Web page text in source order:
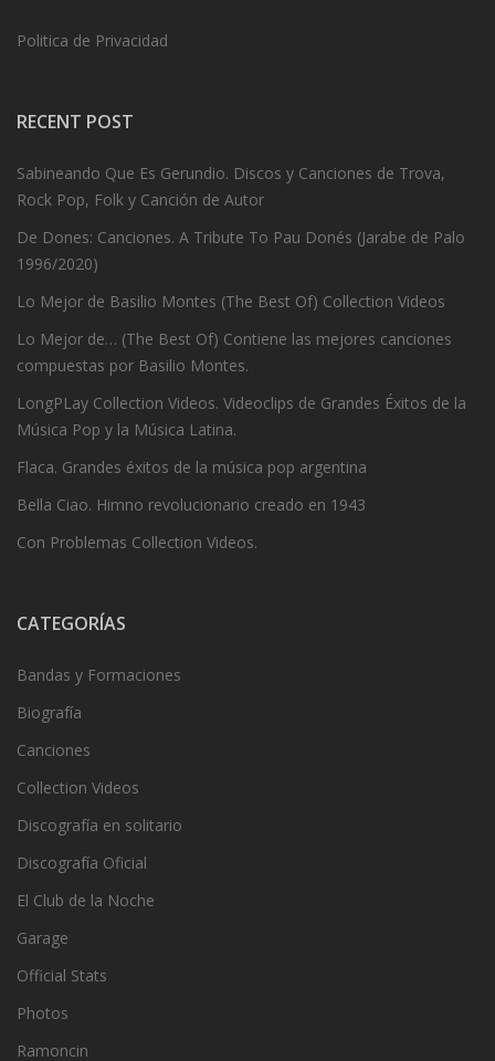
Politica de Privacidad
RECENT POST
Sabineando Que Es Gerundio. Discos y Canciones de Trova,
Rock Pop, Folk y Canción de Autor
De Dones: Canciones. A Tribute To Pau Donés (Jarabe de Palo
1996/2020)
Lo Mejor de Basilio Montes (The Best Of) Collection Videos
Lo Mejor de… (The Best Of) Contiene las mejores canciones
compuestas por Basilio Montes.
LongPLay Collection Videos. Videoclips de Grandes Éxitos de la
Música Pop y la Música Latina.
Flaca. Grandes éxitos de la música pop argentina
Bella Ciao. Himno revolucionario creado en 1943
Con Problemas Collection Videos.
CATEGORÍAS
Bandas y Formaciones
Biografía
Canciones
Collection Videos
Discografía en solitario
Discografía Oficial
El Club de la Noche
Garage
Official Stats
Photos
Ramoncin